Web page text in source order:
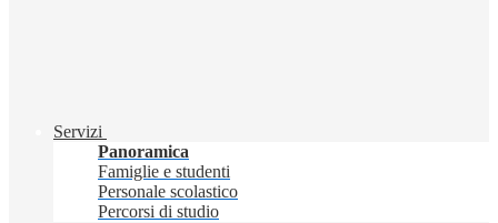
Servizi
Panoramica
Famiglie e studenti
Personale scolastico
Percorsi di studio